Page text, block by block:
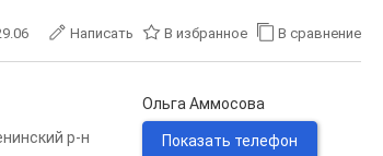
Написать В избранное В сравнение
р-н
Ольга Аммосова
Показать телефон